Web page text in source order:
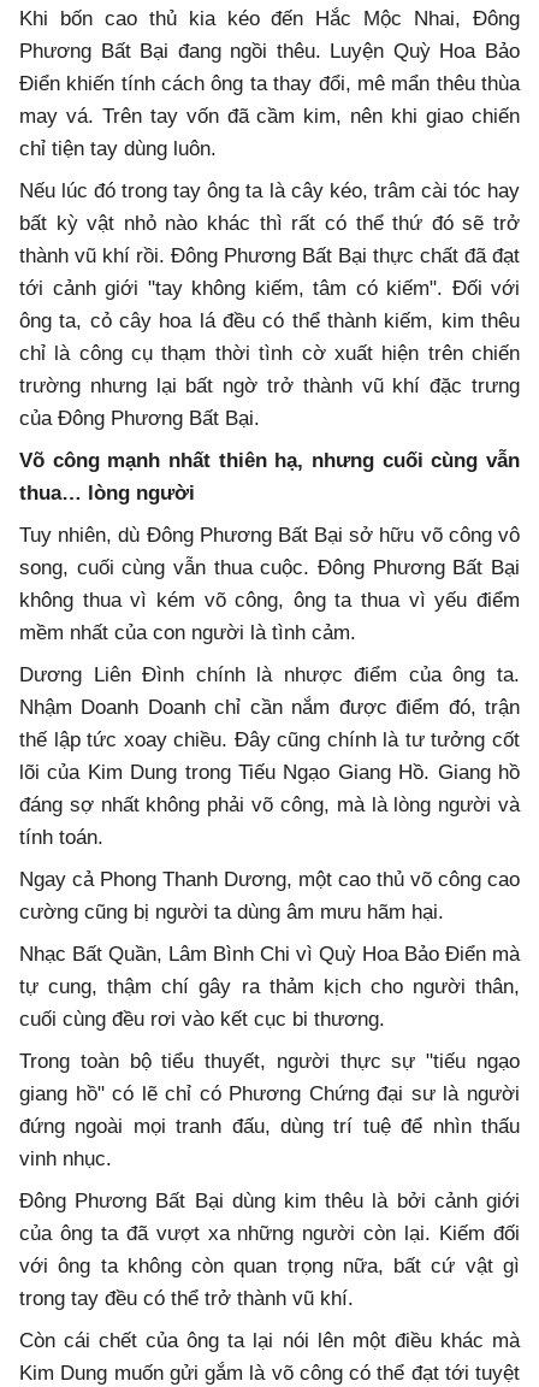
Khi bốn cao thủ kia kéo đến Hắc Mộc Nhai, Đông
Phương Bất Bại đang ngồi thêu. Luyện Quỳ Hoa Bảo
Điển khiến tính cách ông ta thay đổi, mê mẩn thêu thùa
may vá. Trên tay vốn đã cầm kim, nên khi giao chiến
chỉ tiện tay dùng luôn.
Nếu lúc đó trong tay ông ta là cây kéo, trâm cài tóc hay
bất kỳ vật nhỏ nào khác thì rất có thể thứ đó sẽ trở
thành vũ khí rồi. Đông Phương Bất Bại thực chất đã đạt
tới cảnh giới "tay không kiếm, tâm có kiếm". Đối với
ông ta, cỏ cây hoa lá đều có thể thành kiếm, kim thêu
chỉ là công cụ thạm thời tình cờ xuất hiện trên chiến
trường nhưng lại bất ngờ trở thành vũ khí đặc trưng
của Đông Phương Bất Bại.
Võ công mạnh nhất thiên hạ, nhưng cuối cùng vẫn
thua… lòng người
Tuy nhiên, dù Đông Phương Bất Bại sở hữu võ công vô
song, cuối cùng vẫn thua cuộc. Đông Phương Bất Bại
không thua vì kém võ công, ông ta thua vì yếu điểm
mềm nhất của con người là tình cảm.
Dương Liên Đình chính là nhược điểm của ông ta.
Nhậm Doanh Doanh chỉ cần nắm được điểm đó, trận
thế lập tức xoay chiều. Đây cũng chính là tư tưởng cốt
lõi của Kim Dung trong Tiếu Ngạo Giang Hồ. Giang hồ
đáng sợ nhất không phải võ công, mà là lòng người và
tính toán.
Ngay cả Phong Thanh Dương, một cao thủ võ công cao
cường cũng bị người ta dùng âm mưu hãm hại.
Nhạc Bất Quần, Lâm Bình Chi vì Quỳ Hoa Bảo Điển mà
tự cung, thậm chí gây ra thảm kịch cho người thân,
cuối cùng đều rơi vào kết cục bi thương.
Trong toàn bộ tiểu thuyết, người thực sự "tiếu ngạo
giang hồ" có lẽ chỉ có Phương Chứng đại sư là người
đứng ngoài mọi tranh đấu, dùng trí tuệ để nhìn thấu
vinh nhục.
Đông Phương Bất Bại dùng kim thêu là bởi cảnh giới
của ông ta đã vượt xa những người còn lại. Kiếm đối
với ông ta không còn quan trọng nữa, bất cứ vật gì
trong tay đều có thể trở thành vũ khí.
Còn cái chết của ông ta lại nói lên một điều khác mà
Kim Dung muốn gửi gắm là võ công có thể đạt tới tuyệt